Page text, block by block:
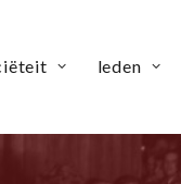
leden